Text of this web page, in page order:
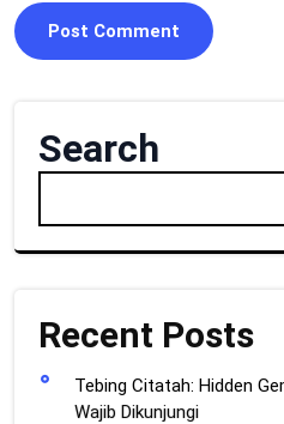
Search
Recent Posts
Tebing Citatah: Hidden
Wajib Dikunjungi